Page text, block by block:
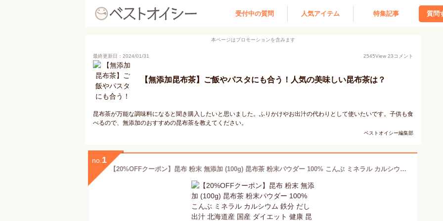
受付中の質問 人気アイテム 特集記事 質問
本ページはプロモーションを含みます
最終更新日：2024/01/31 2545View 23コメント
【無添加昆布茶】ご飯やパスタにも合う！人気の美味しい昆布茶は？
昆布茶が万能な調味料になると聞き購入したいと思いました。ふりかけやお出汁の代わりとして使いたいです。子供も食
べるので、無添加のおすすめの昆布茶を教えてください。
ベストオイシー編集部
no. 1
【20%OFFクーポン】昆布 粉末 無添加 (100g) 昆布茶 粉末パウダー 100% こんぶ ミネラル カルシウム 鉄分 だし 出汁 北海道産 国産 ダイエット 健康 昆布茶 こぶ茶うま味 アルギン酸 フコイダン グルタミン酸 食塩無添加 不使用 送料無料 味噌汁 煮物 煮魚 そばの出し汁